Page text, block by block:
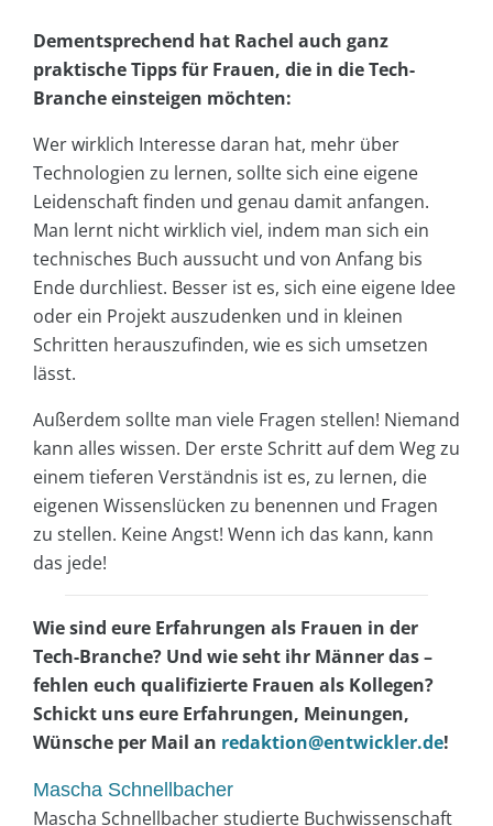
Dementsprechend hat Rachel auch ganz
praktische Tipps für Frauen, die in die Tech-
Branche einsteigen möchten:
Wer wirklich Interesse daran hat, mehr über
Technologien zu lernen, sollte sich eine eigene
Leidenschaft finden und genau damit anfangen.
Man lernt nicht wirklich viel, indem man sich ein
technisches Buch aussucht und von Anfang bis
Ende durchliest. Besser ist es, sich eine eigene Idee
oder ein Projekt auszudenken und in kleinen
Schritten herauszufinden, wie es sich umsetzen
lässt.
Außerdem sollte man viele Fragen stellen! Niemand
kann alles wissen. Der erste Schritt auf dem Weg zu
einem tieferen Verständnis ist es, zu lernen, die
eigenen Wissenslücken zu benennen und Fragen
zu stellen. Keine Angst! Wenn ich das kann, kann
das jede!
Wie sind eure Erfahrungen als Frauen in der
Tech-Branche? Und wie seht ihr Männer das –
fehlen euch qualifizierte Frauen als Kollegen?
Schickt uns eure Erfahrungen, Meinungen,
Wünsche per Mail an redaktion@entwickler.de!
Mascha Schnellbacher
Mascha Schnellbacher studierte Buchwissenschaft